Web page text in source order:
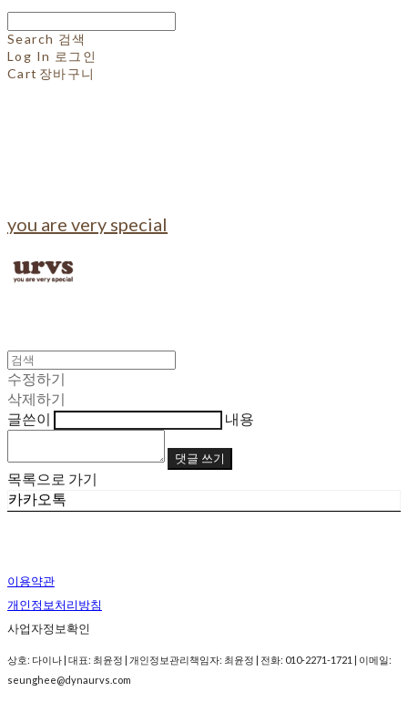
Search 검색
Log In 로그인
Cart 장바구니
you are very special
수정하기
삭제하기
글쓴이
내용
댓글 쓰기
목록으로 가기
카카오톡
이용약관
개인정보처리방침
사업자정보확인
상호: 다이나 | 대표: 최윤정 | 개인정보관리책임자: 최윤정 | 전화: 010-2271-1721 | 이메일:
seunghee@dynaurvs.com